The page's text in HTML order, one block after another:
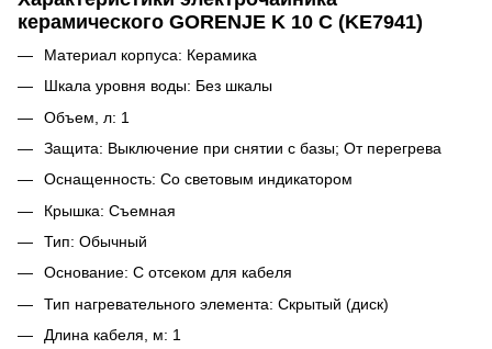
керамического GORENJE K 10 C (KE7941)
Материал корпуса: Керамика
Шкала уровня воды: Без шкалы
Объем, л: 1
Защита: Выключение при снятии с базы; От перегрева
Оснащенность: Со световым индикатором
Крышка: Съемная
Тип: Обычный
Основание: С отсеком для кабеля
Тип нагревательного элемента: Скрытый (диск)
Длина кабеля, м: 1